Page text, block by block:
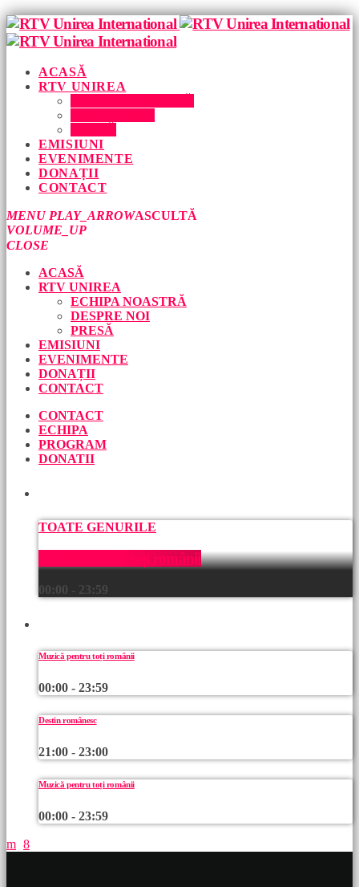
ACASĂ
RTV UNIREA
EMISIUNI
EVENIMENTE
DONAȚII
CONTACT
MENU PLAY_ARROWASCULTĂ
VOLUME_UP
CLOSE
ACASĂ
RTV UNIREA
ECHIPA NOASTRĂ
DESPRE NOI
PRESĂ
EMISIUNI
EVENIMENTE
DONAȚII
CONTACT
CONTACT
ECHIPA
PROGRAM
DONATII
TOATE GENURILE
Muzică pentru toți românii
00:00 - 23:59
Muzică pentru toți românii
00:00 - 23:59
Destin românesc
21:00 - 23:00
Muzică pentru toți românii
00:00 - 23:59